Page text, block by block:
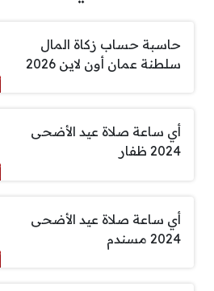
حاسبة حساب زكاة المال
سلطنة عمان أون لاين 2026
أي ساعة صلاة عيد الأضحى
2024 ظفار
أي ساعة صلاة عيد الأضحى
2024 مسندم